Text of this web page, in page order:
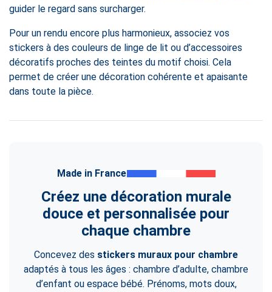
guider le regard sans surcharger.
Pour un rendu encore plus harmonieux, associez vos
stickers à des couleurs de linge de lit ou d’accessoires
décoratifs proches des teintes du motif choisi. Cela
permet de créer une décoration cohérente et apaisante
dans toute la pièce.
Made in France
Créez une décoration murale
douce et personnalisée pour
chaque chambre
Concevez des stickers muraux pour chambre
adaptés à tous les âges : chambre d’adulte, chambre
d’enfant ou espace bébé. Prénoms, mots doux,